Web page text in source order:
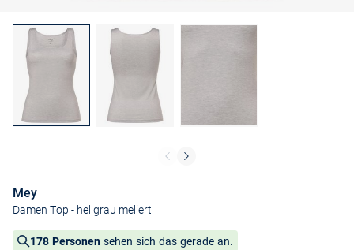
Mey
Damen Top - hellgrau meliert
178 Personen sehen sich das gerade an.